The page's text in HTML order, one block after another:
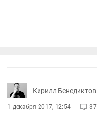
Кирилл Бенедиктов
1 декабря 2017, 12:54 37